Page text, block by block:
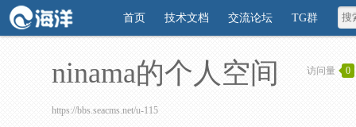
首页 技术文档 交流论坛 TG群
ninama的个人空间 访问量 0
https://bbs.seacms.net/u-115